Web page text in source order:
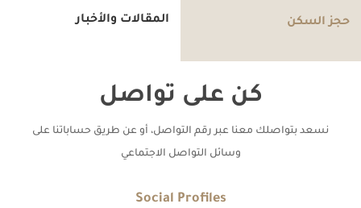
حجز السكن المقالات والأخبار
كن على تواصل
نسعد بتواصلك معنا عبر رقم التواصل، أو عن طريق حساباتنا على
وسائل التواصل الاجتماعي
Social Profiles